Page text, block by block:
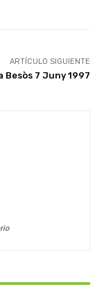
ARTÍCULO SIGUIENTE
Besòs 7 Juny 1997